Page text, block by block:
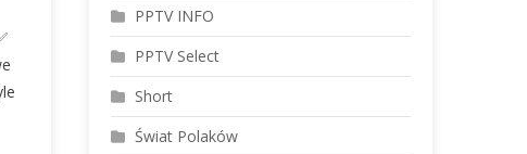
PPTV INFO
PPTV Select
Short
Świat Polaków